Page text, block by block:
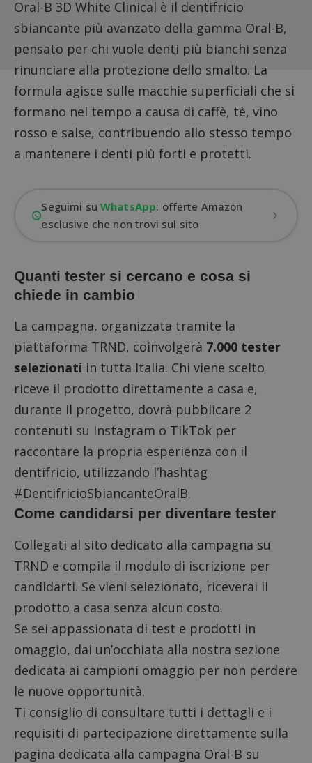
Oral-B 3D White Clinical è il dentifricio
sbiancante più avanzato della gamma Oral-B,
pensato per chi vuole denti più bianchi senza
rinunciare alla protezione dello smalto. La
formula agisce sulle macchie superficiali che si
formano nel tempo a causa di caffè, tè, vino
rosso e salse, contribuendo allo stesso tempo
a mantenere i denti più forti e protetti.
Seguimi suWhatsApp: offerte Amazon
esclusive che non trovi sul sito
Quanti tester si cercano e cosa si
chiede in cambio
La campagna, organizzata tramite la
piattaforma TRND, coinvolgerà 7.000 tester
selezionati in tutta Italia. Chi viene scelto
riceve il prodotto direttamente a casa e,
durante il progetto, dovrà pubblicare 2
contenuti su Instagram o TikTok per
raccontare la propria esperienza con il
dentifricio, utilizzando l’hashtag
#DentifricioSbiancanteOralB.
Come candidarsi per diventare tester
Collegati al sito dedicato alla campagna su
TRND e compila il modulo di iscrizione per
candidarti. Se vieni selezionato, riceverai il
prodotto a casa senza alcun costo.
Se sei appassionata di test e prodotti in
omaggio, dai un’occhiata alla nostra sezione
dedicata ai campioni omaggio per non perdere
le nuove opportunità.
Ti consiglio di consultare tutti i dettagli e i
requisiti di partecipazione direttamente sulla
pagina dedicata alla campagna Oral-B su